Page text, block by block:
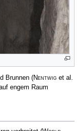
Brunnen (Nentwiget al.
engem Raum